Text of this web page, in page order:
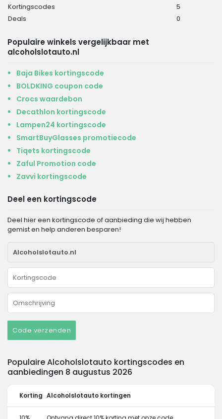
Kortingscodes
5
Deals
0
Populaire winkels vergelijkbaar met
alcoholslotauto.nl
Baja Bikes kortingscode
BOLDKING coupon code
Crocs waardebon
Decathlon kortingscode
Lampen24 kortingscode
SmartBuyGlasses promotiecode
Tiqets kortingscode
Zaful Promotion code
Zavvi kortingscode
Deel een kortingscode
Deel hier een kortingscode of aanbieding die wij hebben
gemist en help anderen besparen!
Code verzenden
Populaire Alcoholslotauto kortingscodes en
aanbiedingen 8 augustus 2026
Korting Alcoholslotauto kortingen